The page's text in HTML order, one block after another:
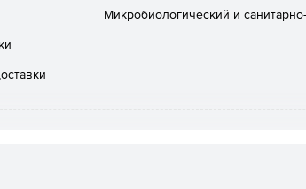
требований нормативных документов.
отбора образцов и подготовки материалов
и оценивать потенциальные риски
Микробиологический и